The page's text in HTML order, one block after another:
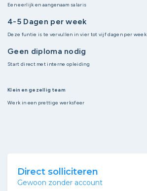
Een eerlijk en aangenaam salaris
4-5 Dagen per week
Deze funtie is te vervullen in vier tot vijf dagen per week
Geen diploma nodig
Start direct met interne opleiding
Klein en gezellig team
Werk in een prettige werksfeer
Direct solliciteren
Gewoon zonder account